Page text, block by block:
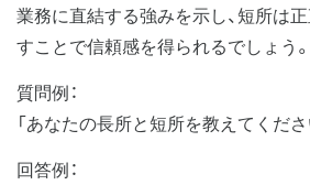
業務に直結する強みを示し、短所は
すことで信頼感を得られるでしょう。
質問例：
「あなたの長所と短所を教えてくださ
回答例：